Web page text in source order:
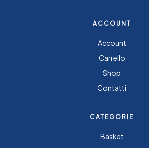
ACCOUNT
Account
Carrello
Shop
Contatti
CATEGORIE
Basket